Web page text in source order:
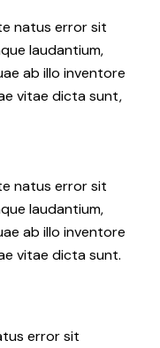
natus error sit
laudantium,
ab illo inventore
vitae dicta sunt,
natus error sit
laudantium,
ab illo inventore
vitae dicta sunt.
error sit